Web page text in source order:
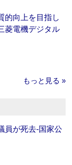
的向上を目指し
菱電機デジタル
もっと見る »
員が死去‐国家公